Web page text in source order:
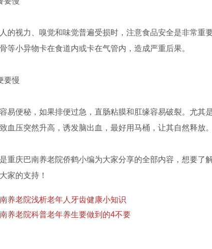
视力、嗅觉和味觉普遍受损时，注意食品安全是非常重
等小异物卡在食道内或卡在气管内，造成严重后果。
慢
便秘，如果排便过急，直肠粘膜和肛缘容易破裂。尤其
血压突然升高，诱发脑出血，最好用马桶，让其自然释放。
庆巴南养老院侨鹤小编为大家分享的全部内容，想要了
家的支持！
南养老院浅析老年人牙齿健康小知识
养老院科普老年养生要做到的4不要